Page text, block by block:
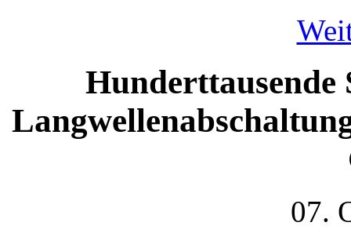
Hunderttausende
07.